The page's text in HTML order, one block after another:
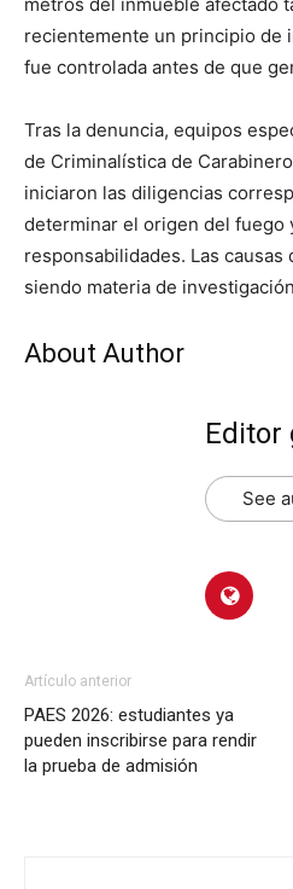
recientemente un principio de
fue controlada antes de que
Tras la denuncia, equipos
de Criminalística de
iniciaron las diligencias
determinar el origen del fuego
responsabilidades. Las
siendo materia de
About Author
Editor
See
Artículo anterior
PAES 2026: estudiantes ya
pueden inscribirse para rendir
la prueba de admisión